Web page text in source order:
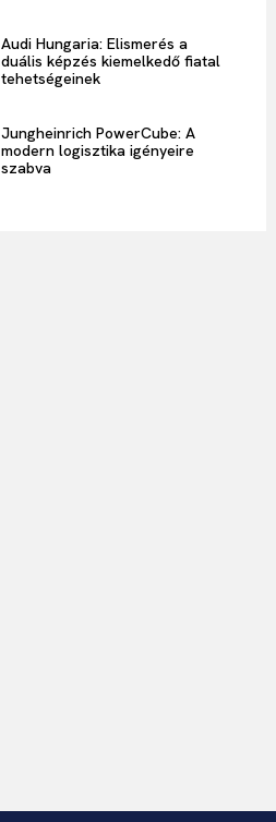
Audi Hungaria: Elismerés a
duális képzés kiemelkedő fiatal
tehetségeinek
Jungheinrich PowerCube: A
modern logisztika igényeire
szabva